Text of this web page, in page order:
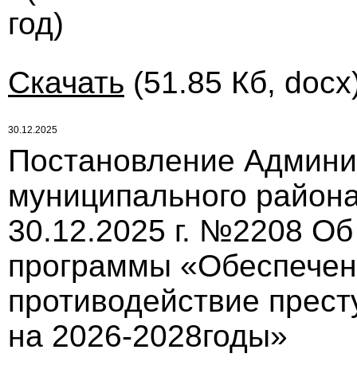
год)
Скачать (51.85 Кб,
30.12.2025
Постановление
муниципального
30.12.2025 г. №2208
программы
противодействие
на 2026-2028годы»